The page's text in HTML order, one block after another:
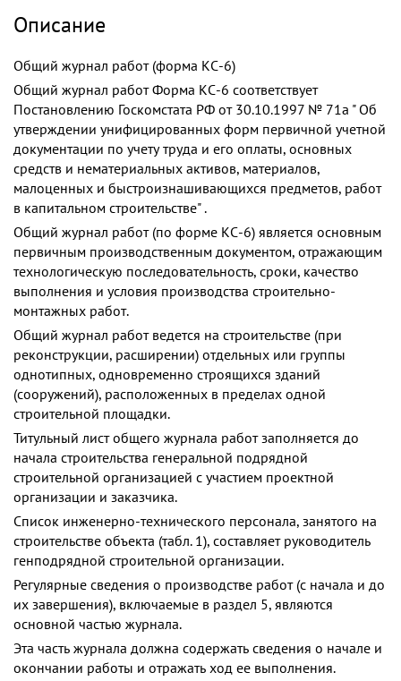
Описание
Общий журнал работ (форма КС-6)
Общий журнал работ Форма КС-6 соответствует
Постановлению Госкомстата РФ от 30.10.1997 № 71а " Об
утверждении унифицированных форм первичной учетной
документации по учету труда и его оплаты, основных
средств и нематериальных активов, материалов,
малоценных и быстроизнашивающихся предметов, работ
в капитальном строительстве" .
Общий журнал работ (по форме КС-6) является основным
первичным производственным документом, отражающим
технологическую последовательность, сроки, качество
выполнения и условия производства строительно-
монтажных работ.
Общий журнал работ ведется на строительстве (при
реконструкции, расширении) отдельных или группы
однотипных, одновременно строящихся зданий
(сооружений), расположенных в пределах одной
строительной площадки.
Титульный лист общего журнала работ заполняется до
начала строительства генеральной подрядной
строительной организацией с участием проектной
организации и заказчика.
Список инженерно-технического персонала, занятого на
строительстве объекта (табл. 1), составляет руководитель
генподрядной строительной организации.
Регулярные сведения о производстве работ (с начала и до
их завершения), включаемые в раздел 5, являются
основной частью журнала.
Эта часть журнала должна содержать сведения о начале и
окончании работы и отражать ход ее выполнения.